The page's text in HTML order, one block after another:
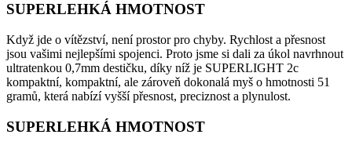
SUPERLEHKÁ HMOTNOST
Když jde o vítězství, není prostor pro chyby. Rychlost a přesnost
jsou vašimi nejlepšími spojenci. Proto jsme si dali za úkol navrhnout
ultratenkou 0,7mm destičku, díky níž je SUPERLIGHT 2c
kompaktní, kompaktní, ale zároveň dokonalá myš o hmotnosti 51
gramů, která nabízí vyšší přesnost, preciznost a plynulost.
SUPERLEHKÁ HMOTNOST